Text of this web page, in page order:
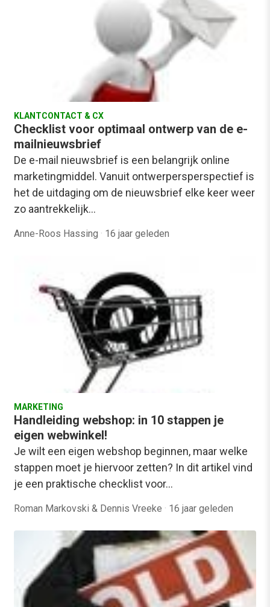
KLANTCONTACT & CX
Checklist voor optimaal ontwerp van de e-
mailnieuwsbrief
De e-mail nieuwsbrief is een belangrijk online
marketingmiddel. Vanuit ontwerpersperspectief is
het de uitdaging om de nieuwsbrief elke keer weer
zo aantrekkelijk…
Anne-Roos Hassing · 16 jaar geleden
MARKETING
Handleiding webshop: in 10 stappen je
eigen webwinkel!
Je wilt een eigen webshop beginnen, maar welke
stappen moet je hiervoor zetten? In dit artikel vind
je een praktische checklist voor…
Roman Markovski & Dennis Vreeke · 16 jaar geleden